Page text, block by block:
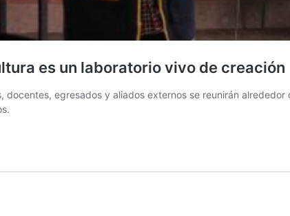
es un laboratorio vivo de creación
egresados y aliados externos se reunirán